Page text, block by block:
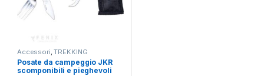
Accessori ,TREKKING
Posate da campeggio JKR
scomponibili e pieghevoli